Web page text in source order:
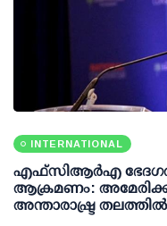
INTERNATIONAL
എഫ്‌സി‌ആര്‍‌എ
ആക്രമണം:
അന്താരാഷ്ട്ര